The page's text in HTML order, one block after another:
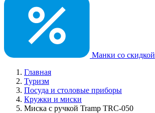
Манки со скидкой
Главная
Туризм
Посуда и столовые приборы
Кружки и миски
Миска с ручкой Tramp TRC-050